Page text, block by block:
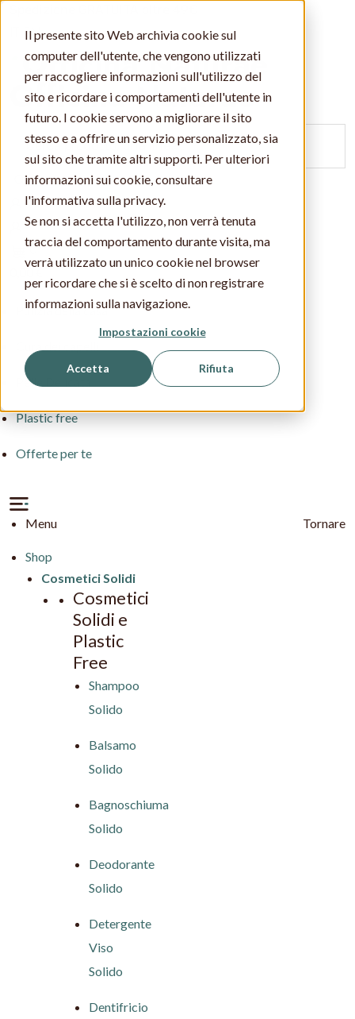
Il presente sito Web archivia cookie sul
computer dell'utente, che vengono utilizzati
per raccogliere informazioni sull'utilizzo del
sito e ricordare i comportamenti dell'utente in
futuro. I cookie servono a migliorare il sito
stesso e a offrire un servizio personalizzato, sia
sul sito che tramite altri supporti. Per ulteriori
informazioni sui cookie, consultare
l'informativa sulla privacy.
Se non si accetta l'utilizzo, non verrà tenuta
traccia del comportamento durante visita, ma
verrà utilizzato un unico cookie nel browser
per ricordare che si è scelto di non registrare
informazioni sulla navigazione.
Impostazioni cookie
Accetta Rifiuta
EN
Officina Naturae
Cerca
0
0,00 €
Pulizia della casa
Pelle Delicata
Plastic free
Offerte per te
Menu Tornare
Shop
Cosmetici Solidi
Cosmetici
Solidi e
Plastic
Free
Shampoo
Solido
Balsamo
Solido
Bagnoschiuma
Solido
Deodorante
Solido
Detergente
Viso
Solido
Dentifricio